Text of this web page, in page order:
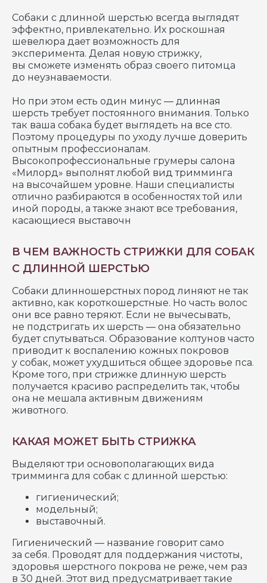
Собаки с длинной шерстью всегда выглядят
эффектно, привлекательно. Их роскошная
шевелюра дает возможность для
эксперимента. Делая новую стрижку,
вы сможете изменять образ своего питомца
до неузнаваемости.
Но при этом есть один минус — длинная
шерсть требует постоянного внимания. Только
так ваша собака будет выглядеть на все сто.
Поэтому процедуры по уходу лучше доверить
опытным профессионалам.
Высокопрофессиональные грумеры салона
«Милорд» выполнят любой вид тримминга
на высочайшем уровне. Наши специалисты
отлично разбираются в особенностях той или
иной породы, а также знают все требования,
касающиеся выставочн
В ЧЕМ ВАЖНОСТЬ СТРИЖКИ ДЛЯ СОБАК
С ДЛИННОЙ ШЕРСТЬЮ
Собаки длинношерстных пород линяют не так
активно, как короткошерстные. Но часть волос
они все равно теряют. Если не вычесывать,
не подстригать их шерсть — она обязательно
будет спутываться. Образование колтунов часто
приводит к воспалению кожных покровов
у собак, может ухудшиться общее здоровье пса.
Кроме того, при стрижке длинную шерсть
получается красиво распределить так, чтобы
она не мешала активным движениям
животного.
КАКАЯ МОЖЕТ БЫТЬ СТРИЖКА
Выделяют три основополагающих вида
тримминга для собак с длинной шерстью:
гигиенический;
модельный;
выставочный.
Гигиенический — название говорит само
за себя. Проводят для поддержания чистоты,
здоровья шерстного покрова не реже, чем раз
в 30 дней. Этот вид предусматривает такие